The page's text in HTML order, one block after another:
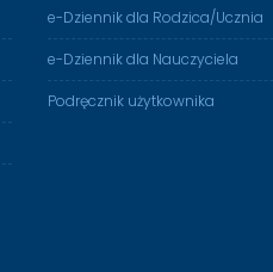
e-Dziennik dla Rodzica/Ucznia
e-Dziennik dla Nauczyciela
Podręcznik użytkownika